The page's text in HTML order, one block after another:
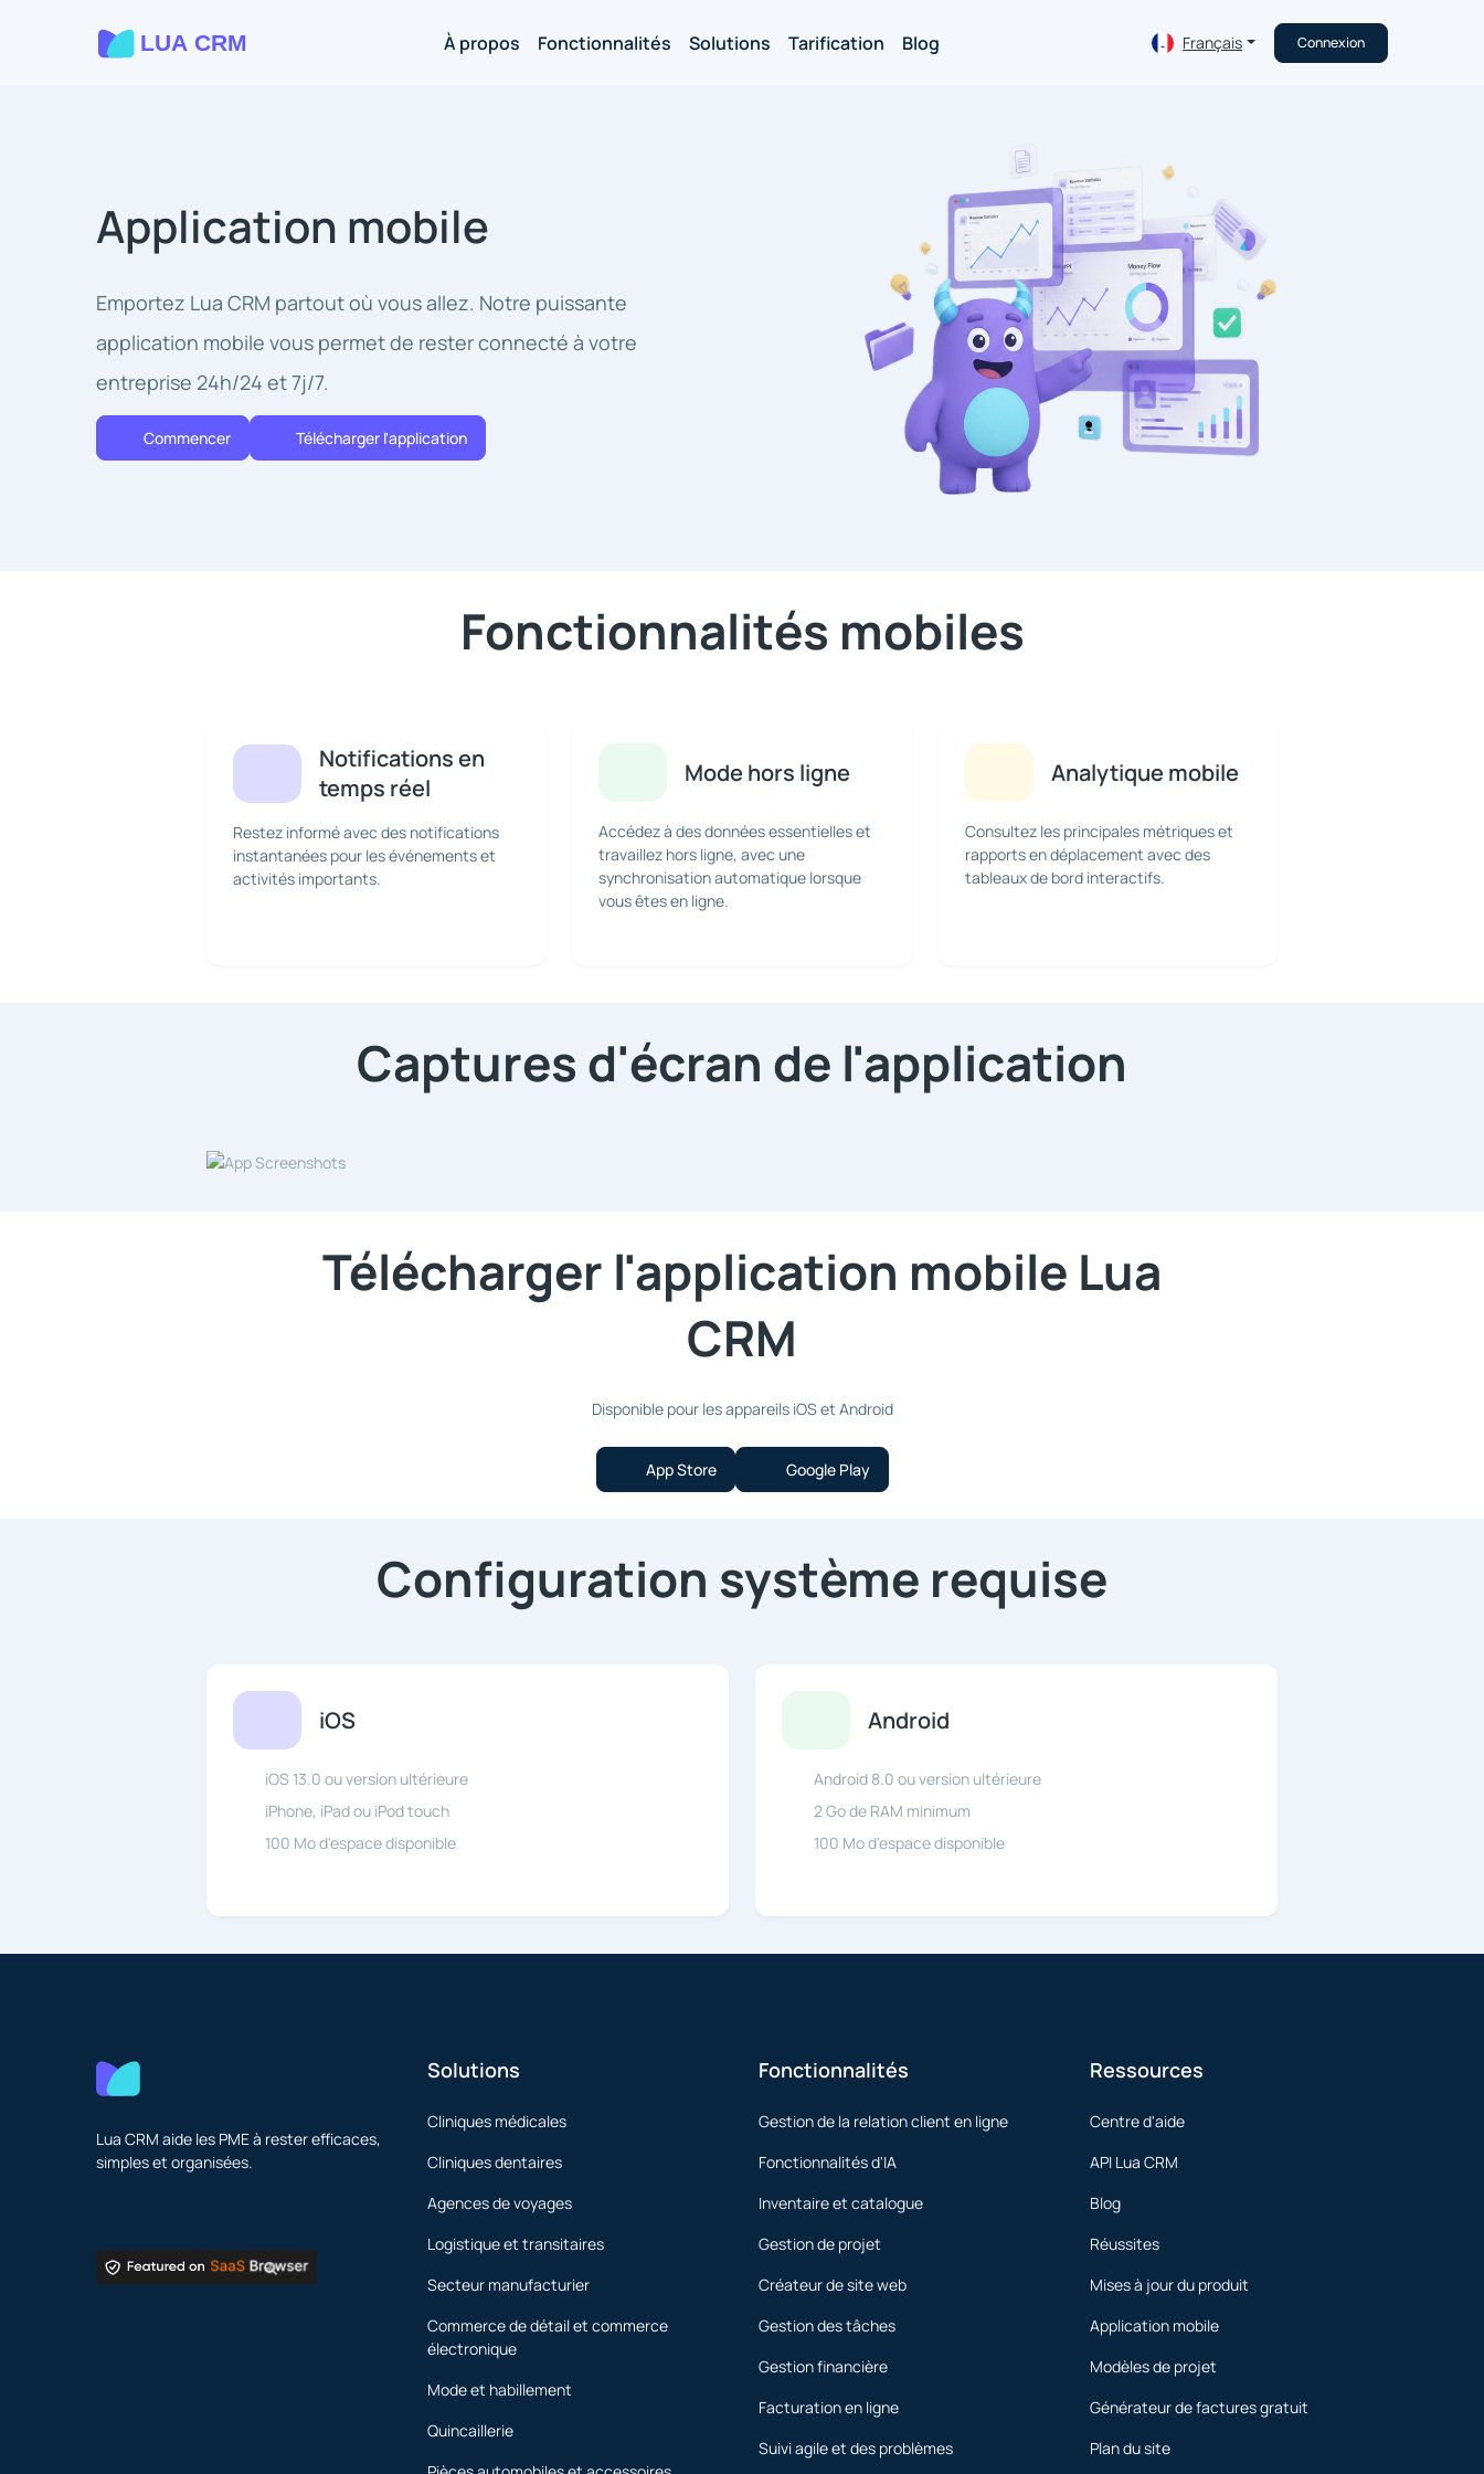
À propos Fonctionnalités Solutions Tarification Blog Français Connexion
Application mobile
Emportez Lua CRM partout où vous allez. Notre puissante
application mobile vous permet de rester connecté à votre
entreprise 24h/24 et 7j/7.
Commencer Télécharger l'application
Fonctionnalités mobiles
Notifications en
temps réel
Restez informé avec des notifications
instantanées pour les événements et
activités importants.
Mode hors ligne
Accédez à des données essentielles et
travaillez hors ligne, avec une
synchronisation automatique lorsque
vous êtes en ligne.
Analytique mobile
Consultez les principales métriques et
rapports en déplacement avec des
tableaux de bord interactifs.
Captures d'écran de l'application
Télécharger l'application mobile Lua
CRM
Disponible pour les appareils iOS et Android
App Store Google Play
Configuration système requise
iOS
iOS 13.0 ou version ultérieure
iPhone, iPad ou iPod touch
100 Mo d'espace disponible
Android
Android 8.0 ou version ultérieure
2 Go de RAM minimum
100 Mo d'espace disponible
Lua CRM aide les PME à rester efficaces,
simples et organisées.
Solutions
Cliniques médicales
Cliniques dentaires
Agences de voyages
Logistique et transitaires
Secteur manufacturier
Commerce de détail et commerce
électronique
Mode et habillement
Quincaillerie
Fonctionnalités
Gestion de la relation client en ligne
Fonctionnalités d'IA
Inventaire et catalogue
Gestion de projet
Créateur de site web
Gestion des tâches
Gestion financière
Facturation en ligne
Suivi agile et des problèmes
Ressources
Centre d'aide
API Lua CRM
Blog
Réussites
Mises à jour du produit
Application mobile
Modèles de projet
Générateur de factures gratuit
Plan du site